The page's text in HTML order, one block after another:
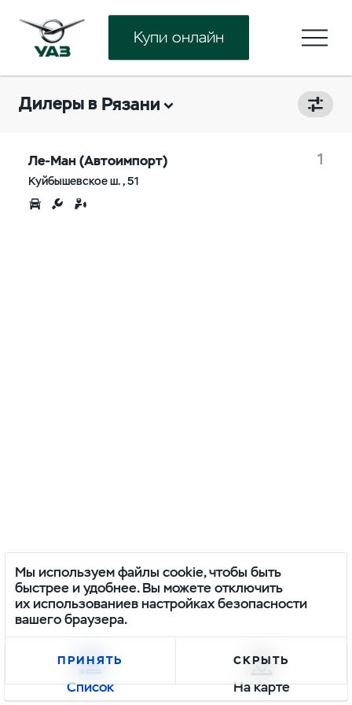
Купи онлайн
Дилеры в Рязани
Ле-Ман (Автоимпорт) 1
Куйбышевское ш., 51
Список На карте
Мы используем файлы cookie, чтобы быть
быстрее и удобнее. Вы можете отключить
их использованиев настройках безопасности
вашего браузера.
ПРИНЯТЬ СКРЫТЬ